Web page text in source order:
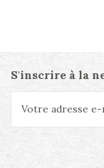
S'inscrire à la